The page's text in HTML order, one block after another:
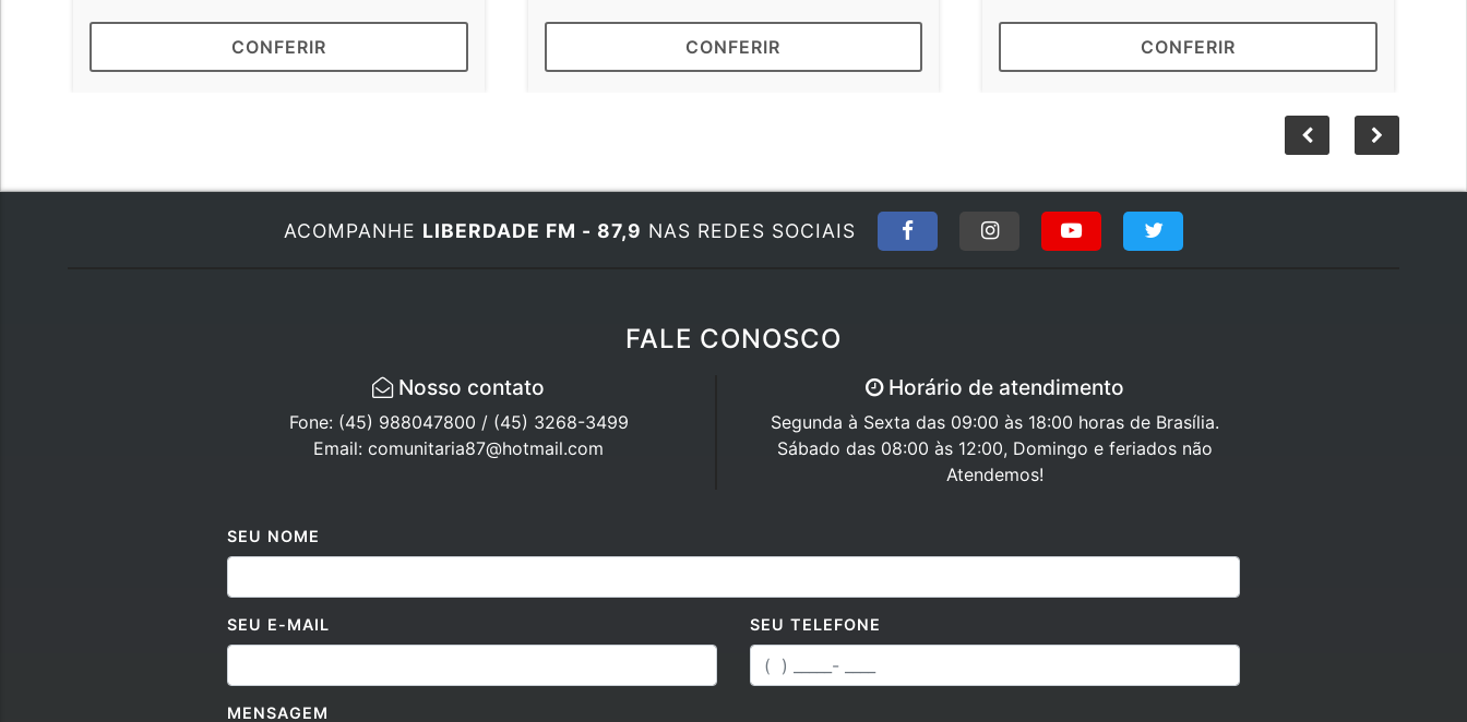
CONFERIR CONFERIR CONFERIR
ACOMPANHE LIBERDADE FM - 87,9 NAS REDES SOCIAIS
FALE CONOSCO
Nosso contato
Fone: (45) 988047800 / (45) 3268-3499
Email: comunitaria87@hotmail.com
Horário de atendimento
Segunda à Sexta das 09:00 às 18:00 horas de Brasília.
Sábado das 08:00 às 12:00, Domingo e feriados não
Atendemos!
SEU NOME
SEU E-MAIL SEU TELEFONE
MENSAGEM